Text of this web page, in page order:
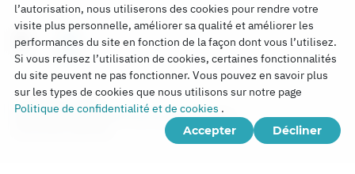
Copyright © 2026
Watch Tower Bible and Tract Society of Korea.
l’autorisation, nous utiliserons des cookies pour rendre votre
visite plus personnelle, améliorer sa qualité et améliorer les
performances du site en fonction de la façon dont vous l’utilisez.
Si vous refusez l’utilisation de cookies, certaines fonctionnalités
du site peuvent ne pas fonctionner. Vous pouvez en savoir plus
sur les types de cookies que nous utilisons sur notre page
Politique de confidentialité et de cookies .
Accepter
Décliner